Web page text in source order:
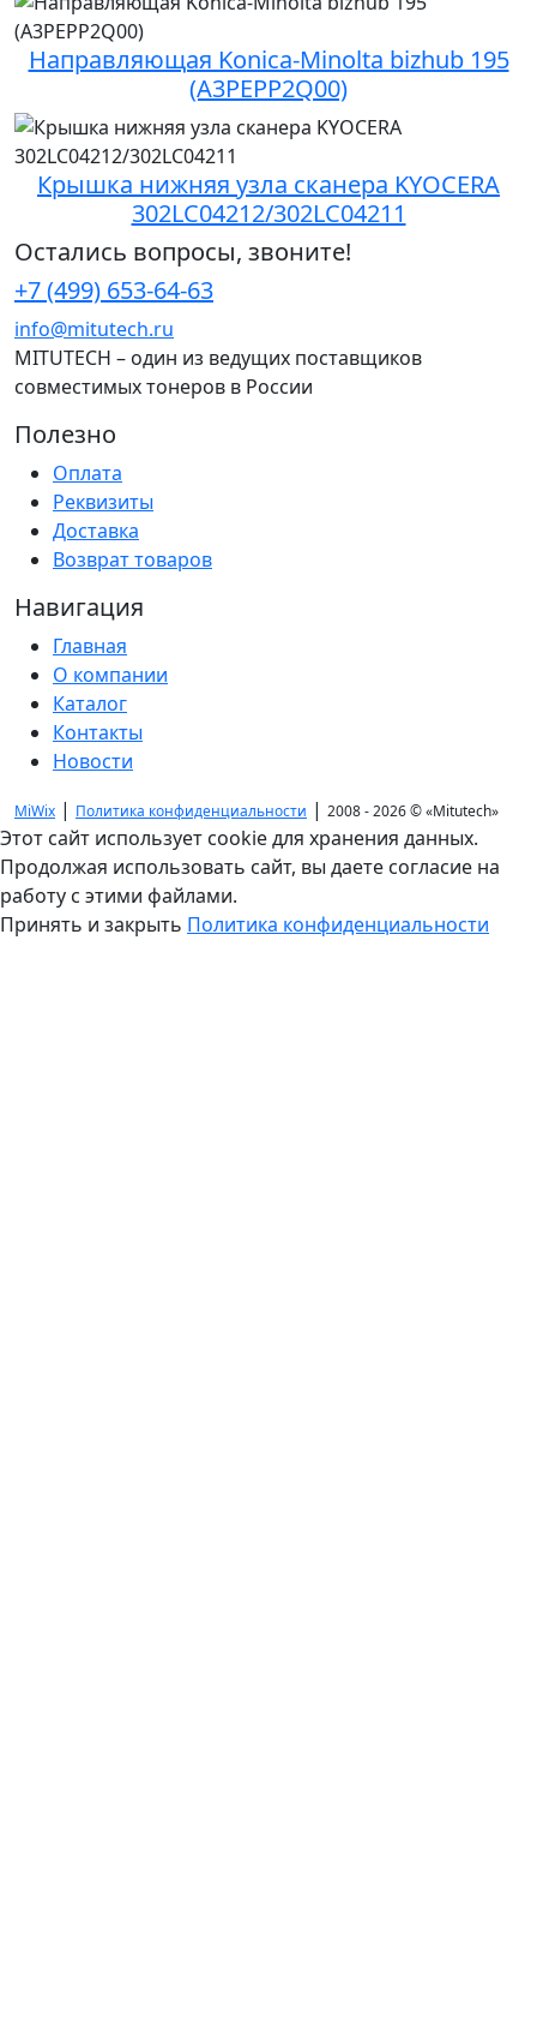
Направляющая Konica-Minolta bizhub 195
(A3PEPP2Q00)
Крышка нижняя узла сканера KYOCERA
302LC04212/302LC04211
Остались вопросы, звоните!
+7 (499) 653-64-63
info@mitutech.ru
MITUTECH – один из ведущих поставщиков
совместимых тонеров в России
Полезно
Оплата
Реквизиты
Доставка
Возврат товаров
Навигация
Главная
О компании
Каталог
Контакты
Новости
MiWix | Политика конфиденциальности | 2008 - 2026 ©«Mitutech»
Этот сайт использует cookie для хранения данных.
Продолжая использовать сайт, вы даете согласие на
работу с этими файлами.
Принять и закрыть Политика конфиденциальности